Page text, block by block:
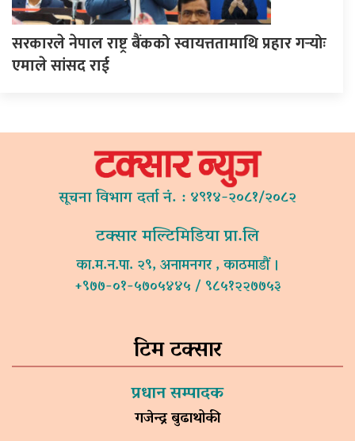
सरकारले नेपाल राष्ट्र बैंकको स्वायत्ततामाथि प्रहार गर्‍योः
एमाले सांसद राई
सूचना विभाग दर्ता नं. : ४९१४-२०८१/२०८२
टक्सार मल्टिमिडिया प्रा.लि
का.म.न.पा. २९, अनामनगर , काठमाडौं ।
+९७७-०१-५७०५४४५ / ९८५१२२७७५३
टिम टक्सार
प्रधान सम्पादक
गजेन्द्र बुढाथोकी